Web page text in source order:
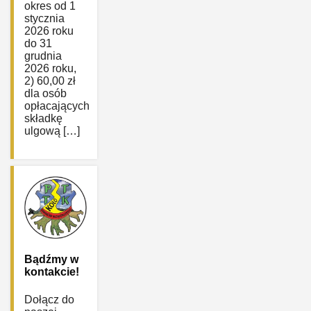
okres od 1
stycznia
2026 roku
do 31
grudnia
2026 roku,
2) 60,00 zł
dla osób
opłacających
składkę
ulgową […]
Bądźmy w
kontakcie!
Dołącz do